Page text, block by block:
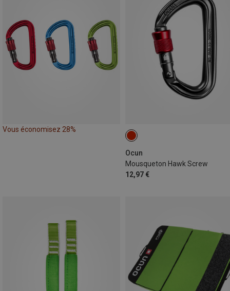
Vous économisez 28%
Ocun
Mousqueton Hawk Screw
12,97 €